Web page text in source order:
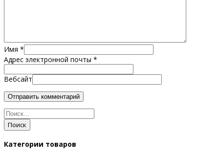
Имя *
Адрес электронной почты *
Вебсайт
Поиск
Категории товаров